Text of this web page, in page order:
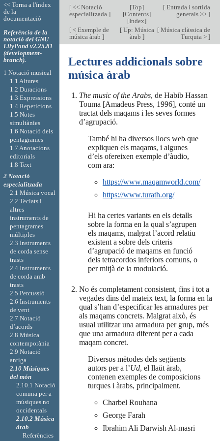
[<< Notació
especialitzada ]
[Top]
[Contents]
[Index]
[Entrada i sortida
generals >> ]
[< Exemple de
música àrab ]
[Up: Música
àrab ]
[Música clàssica de
Turquia > ]
Lectures addicionals sobre
música àrab
The music of the Arabs, de Habib Hassan
Touma [Amadeus Press, 1996], conté un
tractat dels maqams i les seves formes
d’agrupació.
També hi ha diversos llocs web que
expliquen els maqams, i algunes
d’els ofereixen exemple d’àudio,
com ara:
https://www.maqamworld.com/
https://www.turath.org/
Hi ha certes variants en els detalls
sobre la forma en la qual s’agrupen
els maqams, malgrat l’acord relatiu
existent a sobre dels criteris
d’agrupació de maqams en funció
dels tetracordos inferiors comuns, o
per mitjà de la modulació.
No és completament consistent, fins i tot a
vegades dins del mateix text, la forma en la
qual s’han d’especificar les armadures per
als maqams concrets. Malgrat això, és
usual utilitzar una armadura per grup, més
que una armadura diferent per a cada
maqam concret.
Diversos mètodes dels següents
autors per a l’Ud, el llaüt àrab,
contenen exemples de composicions
turques i àrabs, principalment.
Charbel Rouhana
George Farah
Ibrahim Ali Darwish Al-masri
<< Torna a l'índex
de la
documentació
Referència de la
notació del GNU
LilyPond v2.25.81
(development-
branch).
1 Notació musical
1.1 Altures
1.2 Duracions
1.3 Expressions
1.4 Repeticions
1.5 Notes
simultànies
1.6 Notació dels
pentagrames
1.7 Anotacions
editorials
1.8 Text
2 Notació
especialitzada
2.1 Música vocal
2.2 Teclats i
altres
instruments de
pentagrames
múltiples
2.3 Instruments
de corda sense
trasts
2.4 Instruments
de corda amb
trasts
2.5 Percussió
2.6 Instruments
de vent
2.7 Notació
d’acords
2.8 Música
contemporània
2.9 Notació
antiga
2.10 Músiques
del món
2.10.1 Notació
comuna per a
músiques no
occidentals
2.10.2 Música
àrab
Referències